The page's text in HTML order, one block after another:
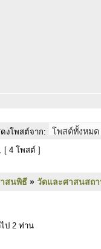
งโพสต์จาก:
[ 4 โพสต์ ]
สนพิธี » วัดและศาสนสถ
ป 2 ท่าน